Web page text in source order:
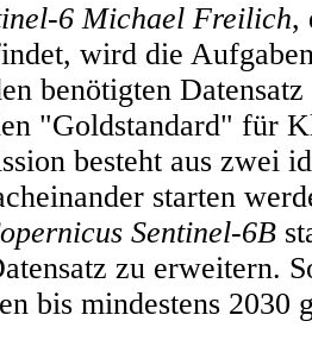
6 Michael Freilich,
wird die
benötigten
"Goldstandard" für
besteht aus zwei
starten
Sentinel-6B
zu erweitern.
bis mindestens 2030